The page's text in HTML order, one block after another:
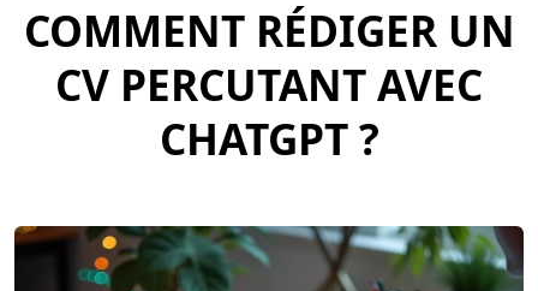
COMMENT RÉDIGER UN
CV PERCUTANT AVEC
CHATGPT ?